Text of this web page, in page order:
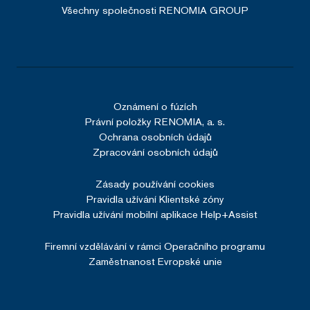
Všechny společnosti RENOMIA GROUP
Oznámení o fúzích
Právní položky RENOMIA, a. s.
Ochrana osobních údajů
Zpracování osobních údajů
Zásady používání cookies
Pravidla užívání Klientské zóny
Pravidla užívání mobilní aplikace Help+Assist
Firemní vzdělávání v rámci Operačního programu
Zaměstnanost Evropské unie
Zásadách používání souborů
Více informací
SERVERID
HAProxy
renomia.cz